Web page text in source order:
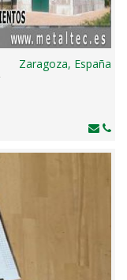
Zaragoza, España